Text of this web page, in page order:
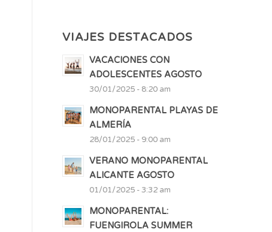
VIAJES DESTACADOS
VACACIONES CON
ADOLESCENTES AGOSTO
30/01/2025 - 8:20 am
MONOPARENTAL PLAYAS DE
ALMERÍA
28/01/2025 - 9:00 am
VERANO MONOPARENTAL
ALICANTE AGOSTO
01/01/2025 - 3:32 am
MONOPARENTAL:
FUENGIROLA SUMMER